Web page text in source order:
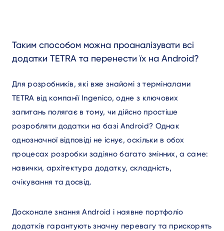
Таким способом можна проаналізувати всі
додатки TETRA та перенести їх на Android?
Для розробників, які вже знайомі з терміналами
TETRA від компанії Ingenico, одне з ключових
запитань полягає в тому, чи дійсно простіше
розробляти додатки на базі Android? Однак
однозначної відповіді не існує, оскільки в обох
процесах розробки задіяно багато змінних, а саме:
навички, архітектура додатку, складність,
очікування та досвід.
Досконале знання Android і наявне портфоліо
додатків гарантують значну перевагу та прискорять